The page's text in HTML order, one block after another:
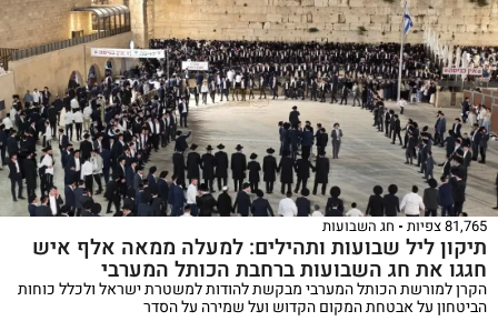
81,765 צפיות חג השבועות
תיקון ליל שבועות ותהילים: למעלה ממאה אלף איש
חגגו את חג השבועות ברחבת הכותל המערבי
הקרן למורשת הכותל המערבי מבקשת להודות למשטרת ישראל ולכלל כוחות
הביטחון על אבטחת המקום הקדוש ועל שמירה על הסדר